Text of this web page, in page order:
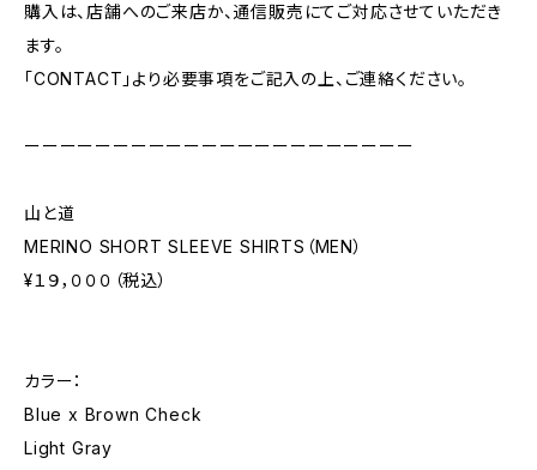
購入は、店舗へのご来店か、通信販売にてご対応させていただき
ます。
「CONTACT」より必要事項をご記入の上、ご連絡ください。
ーーーーーーーーーーーーーーーーーーーーーー
山と道
MERINO SHORT SLEEVE SHIRTS（MEN）
¥１９，０００（税込）
カラー：
Blue x Brown Check
Light Gray